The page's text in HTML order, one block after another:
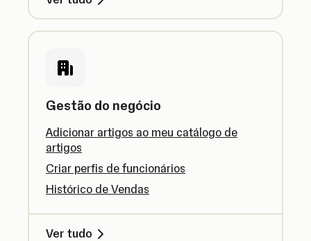
Gestão do negócio
Adicionar artigos ao meu catálogo de
artigos
Criar perfis de funcionários
Histórico de Vendas
Ver tudo